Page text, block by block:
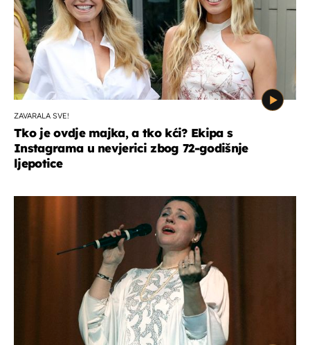
ZAVARALA SVE!
Tko je ovdje majka, a tko kći? Ekipa s
Instagrama u nevjerici zbog 72-godišnje
ljepotice